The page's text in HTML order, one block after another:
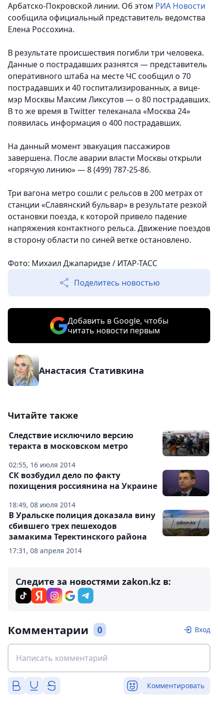
Арбатско-Покровской линии. Об этом РИА Новости
сообщила официальный представитель ведомства
Елена Россохина.
В результате происшествия погибли три человека.
Данные о пострадавших разнятся — представитель
оперативного штаба на месте ЧС сообщил о 70
пострадавших и 40 госпитализированных, а вице-
мэр Москвы Максим Ликсутов — о 80 пострадавших.
В то же время в Twitter телеканала «Москва 24»
появилась информация о 400 пострадавших.
На данный момент эвакуация пассажиров
завершена. После аварии власти Москвы открыли
«горячую линию» — 8 (499) 787-25-86.
Три вагона метро сошли с рельсов в 200 метрах от
станции «Славянский бульвар» в результате резкой
остановки поезда, к которой привело падение
напряжения контактного рельса. Движение поездов
в сторону области по синей ветке остановлено.
Фото: Михаил Джапаридзе / ИТАР-ТАСС
Поделитесь новостью
Добавить в Google, чтобы
читать новости первым
Анастасия Стативкина
Читайте также
02:55, 16 июля 2014
Следствие исключило версию
теракта в московском метро
18:49, 08 июля 2014
СК возбудил дело по факту
похищения россиянина на Украине
17:31, 08 апреля 2014
В Уральске полиция доказала вину
сбившего трех пешеходов
замакима Теректинского района
Следите за новостями zakon.kz в:
Комментарии 0 Вход
Комментировать